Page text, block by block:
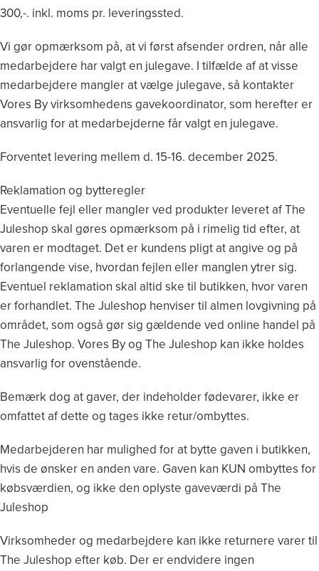
300,-. inkl. moms pr. leveringssted.
Vi gør opmærksom på, at vi først afsender ordren, når alle
medarbejdere har valgt en julegave. I tilfælde af at visse
medarbejdere mangler at vælge julegave, så kontakter
Vores By virksomhedens gavekoordinator, som herefter er
ansvarlig for at medarbejderne får valgt en julegave.
Forventet levering mellem d. 15-16. december 2025.
Reklamation og bytteregler
Eventuelle fejl eller mangler ved produkter leveret af The
Juleshop skal gøres opmærksom på i rimelig tid efter, at
varen er modtaget. Det er kundens pligt at angive og på
forlangende vise, hvordan fejlen eller manglen ytrer sig.
Eventuel reklamation skal altid ske til butikken, hvor varen
er forhandlet. The Juleshop henviser til almen lovgivning på
området, som også gør sig gældende ved online handel på
The Juleshop. Vores By og The Juleshop kan ikke holdes
ansvarlig for ovenstående.
Bemærk dog at gaver, der indeholder fødevarer, ikke er
omfattet af dette og tages ikke retur/ombyttes.
Medarbejderen har mulighed for at bytte gaven i butikken,
hvis de ønsker en anden vare. Gaven kan KUN ombyttes for
købsværdien, og ikke den oplyste gaveværdi på The
Juleshop
Virksomheder og medarbejdere kan ikke returnere varer til
The Juleshop efter køb. Der er endvidere ingen